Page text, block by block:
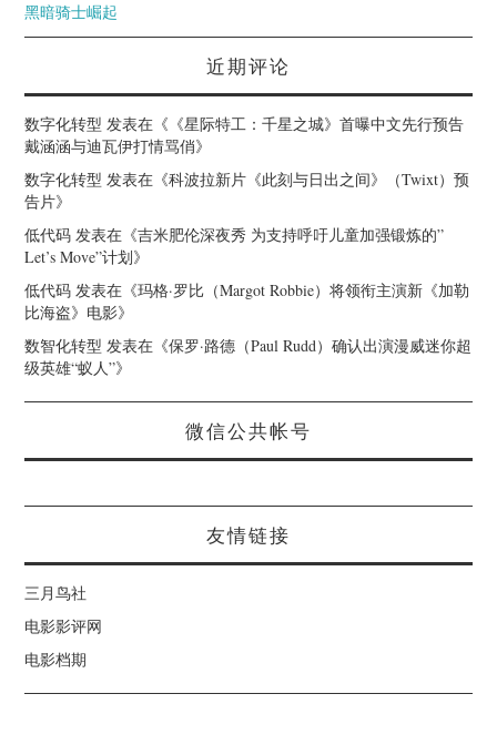
黑暗骑士崛起
近期评论
数字化转型 发表在《 《星际特工：千星之城》首曝中文先行预告
戴涵涵与迪瓦伊打情骂俏》
数字化转型 发表在《科波拉新片《此刻与日出之间》（Twixt）预
告片》
低代码 发表在《吉米肥伦深夜秀 为支持呼吁儿童加强锻炼的”
Let’s Move”计划》
低代码 发表在《玛格·罗比（Margot Robbie）将领衔主演新《加勒
比海盗》电影》
数智化转型 发表在《保罗·路德（Paul Rudd）确认出演漫威迷你超
级英雄“蚁人”》
微信公共帐号
友情链接
三月鸟社
电影影评网
电影档期